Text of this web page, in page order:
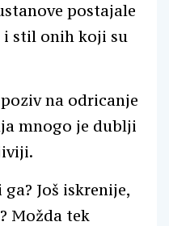
postajale
i stil onih koji su
na odricanje
mnogo je dublji
Još iskrenije,
Možda tek